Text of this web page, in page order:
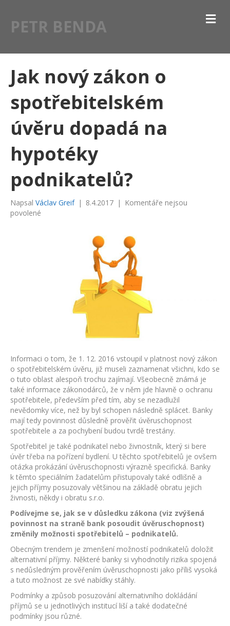
PETR BENDA M
E
Jak nový zákon o
spotřebitelském
úvěru dopadá na
hypotéky
podnikatelů?
Napsal Václav Greif | 8.4.2017 |
Komentáře nejsou
povolené
spotřebitelském
Informaci o tom, že 1. 12. 2016 vstoupil v platnost nový zákon
o spotřebitelském úvěru, již museli zaznamenat všichni, kdo se
o tuto oblast alespoň trochu zajímají. Všeobecně známá je
také informace zákonodárců, že v něm jde hlavně o ochranu
spotřebitele, především před tím, aby se nezadlužil
nevědomky více, než by byl schopen následně splácet. Banky
mají tedy povinnost důsledně prověřit úvěruschopnost
spotřebitele a za pochybení budou tvrdě trestány.
Spotřebitel je také podnikatel nebo živnostník, který si bere
úvěr třeba na pořízení bydlení. U těchto spotřebitelů je ovšem
otázka prokázání úvěruschopnosti výrazně specifická. Banky
k těmto speciálním žadatelům přistupovaly také odlišně a
jejich příjmy posuzovaly většinou na základě obratu jejich
živnosti, někdy i obratu s.r.o.
Podívejme se, jak se v důsledku zákona (viz zvýšená
povinnost na straně bank posoudit úvěruschopnost)
změnily možnosti spotřebitelů – podnikatelů.
Obecným trendem je zmenšení možností podnikatelů doložit
alternativní příjmy. Některé banky si vyhodnotily rizika spojená
s nedůsledným prověřením úvěruschopnosti jako příliš vysoká
a tuto možnost ze své nabídky stáhly.
Podmínky a způsob posuzování alternativního dokládání
příjmů se u jednotlivých institucí liší a také dodatečné
podmínky jsou různé.